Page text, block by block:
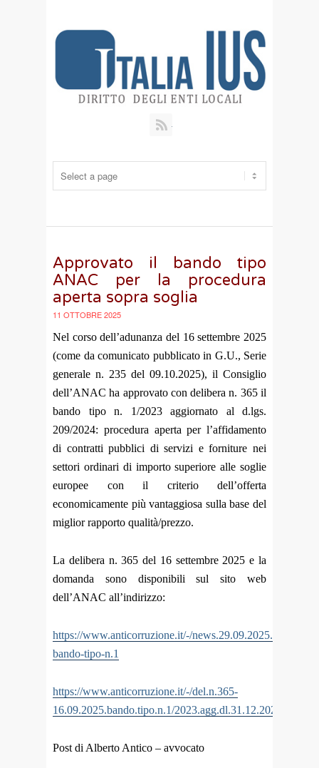
Approvato il bando tipo
ANAC per la procedura
aperta sopra soglia
11 OTTOBRE 2025
Nel corso dell’adunanza del 16 settembre 2025
(come da comunicato pubblicato in G.U., Serie
generale n. 235 del 09.10.2025), il Consiglio
dell’ANAC ha approvato con delibera n. 365 il
bando tipo n. 1/2023 aggiornato al d.lgs.
209/2024: procedura aperta per l’affidamento
di contratti pubblici di servizi e forniture nei
settori ordinari di importo superiore alle soglie
europee con il criterio dell’offerta
economicamente più vantaggiosa sulla base del
miglior rapporto qualità/prezzo.
La delibera n. 365 del 16 settembre 2025 e la
domanda sono disponibili sul sito web
dell’ANAC all’indirizzo:
https://www.anticorruzione.it/-/
bando-tipo-n.1
https://www.anticorruzione.it/-/del.n.365-
16.09.2025.bando.tipo.n.1/2023.agg.dl.31.12.2024.n.209
Post di Alberto Antico – avvocato